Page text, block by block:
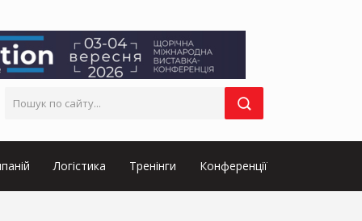
Логістика Тренінги Конференції